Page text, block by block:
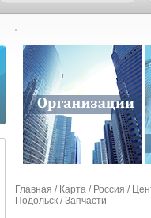
Главная / Карта / Россия /
Подольск / Запчасти